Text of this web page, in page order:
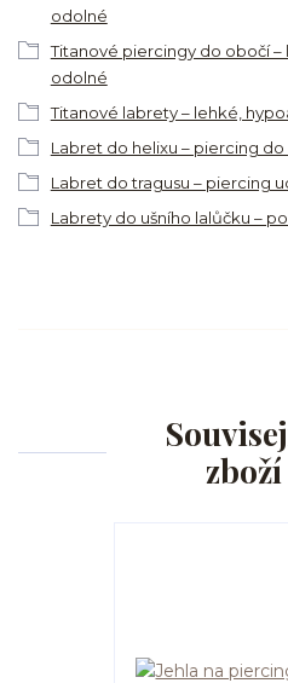
odolné
Titanové piercingy do obočí
odolné
Titanové labrety – lehké,
Labret do helixu – piercing do
Labret do tragusu – piercing
Labrety do ušního lalůčku –
zboží